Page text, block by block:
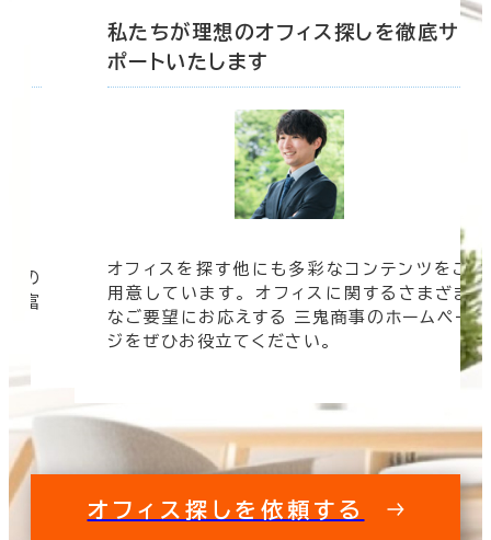
の
豊富
私たちが理想のオフィス探しを徹底サ
ポートいたします
オフィスを探す他にも多彩なコンテンツをご
用意しています。 オフィスに関するさまざま
なご要望にお応えする 三鬼商事のホームペー
ジをぜひお役立てください。
オフィス探しを依頼する